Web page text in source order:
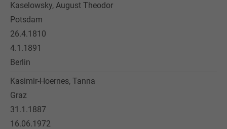
Kaselowsky, August Theodor
Potsdam
26.4.1810
4.1.1891
Berlin
Kasimir-Hoernes, Tanna
Graz
31.1.1887
16.06.1972